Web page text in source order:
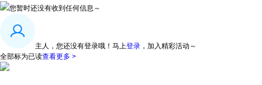
您暂时还没有收到任何信息～
主人，您还没有登录哦！ 马上登录 ，加入精彩活动～
全部标为已读查看更多 >